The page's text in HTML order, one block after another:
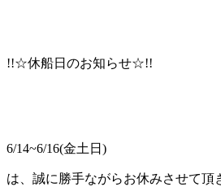
!!☆休船日のお知らせ☆!!
6/14~6/16(金土日)
は、誠に勝手ながらお休みさせて頂